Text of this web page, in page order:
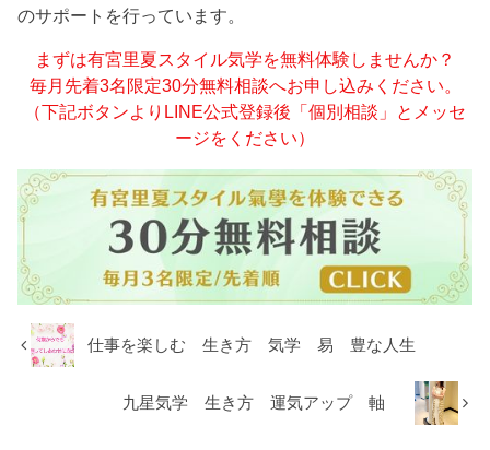
のサポートを行っています。
まずは有宮里夏スタイル気学を無料体験しませんか？
毎月先着3名限定30分無料相談へお申し込みください。
（下記ボタンよりLINE公式登録後「個別相談」とメッセ
ージをください）
仕事を楽しむ 生き方 気学 易 豊な人生
九星気学 生き方 運気アップ 軸